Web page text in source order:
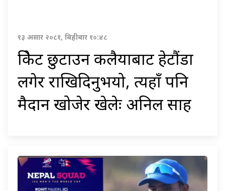
१३ असार २०८१, बिहीबार १०:४८
क्रिकेट छुटाउन कलैयाबाट हेटौंडा
लगेर राखिदिनुभयो, त्यहाँ पनि
मैदान खोजेर खेलेः अनिल साह